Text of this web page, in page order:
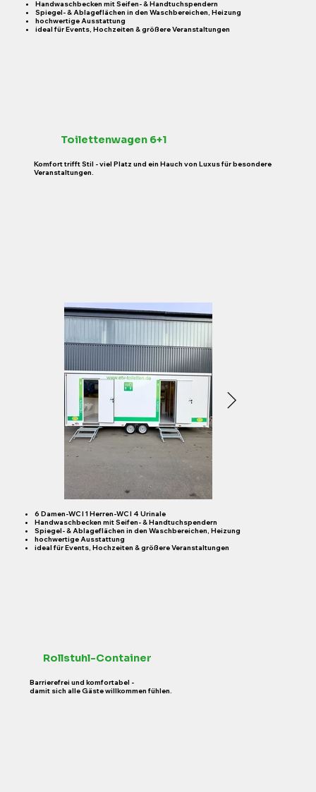
Barrierefrei und komfortabel -
damit sich alle Gäste willkommen fühlen.
Rollstuhl-Container
​6 Damen-WC I 1 Herren-WC I 4 Urinale
Handwaschbecken mit Seifen- & Handtuchspendern
Spiegel- & Ablageflächen in den Waschbereichen, Heizung
hochwertige Ausstattung
ideal für Events, Hochzeiten & größere Veranstaltungen
Komfort trifft Stil - viel Platz und ein Hauch von Luxus für besondere
Veranstaltungen.
Toilettenwagen 6+1
Handwaschbecken mit Seifen- & Handtuchspendern
Spiegel- & Ablageflächen in den Waschbereichen, Heizung
hochwertige Ausstattung
ideal für Events, Hochzeiten & größere Veranstaltungen